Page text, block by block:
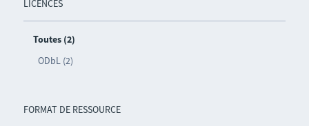
LICENCES
Toutes (2)
ODbL (2)
FORMAT DE RESSOURCE